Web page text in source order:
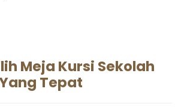
Meja Kursi Sekolah
Tepat